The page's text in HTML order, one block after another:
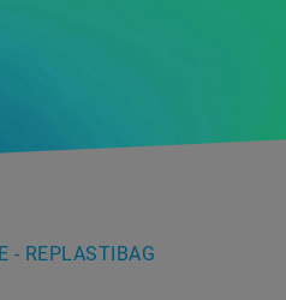
- REPLASTIBAG